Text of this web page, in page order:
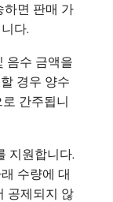
하면 판매 가
다.
음수 금액을
경우 양수
간주됩니
지원합니다.
수량에 대
공제되지 않